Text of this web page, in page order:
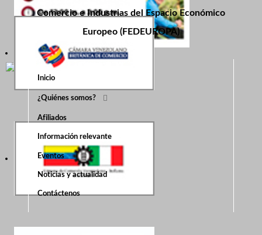
Comercio e Industrias del Espacio Económico
Europeo (FEDEUROPA)
Inicio
¿Quiénes somos?
Afiliados
Información relevante
Eventos
Noticias y actualidad
Contáctenos